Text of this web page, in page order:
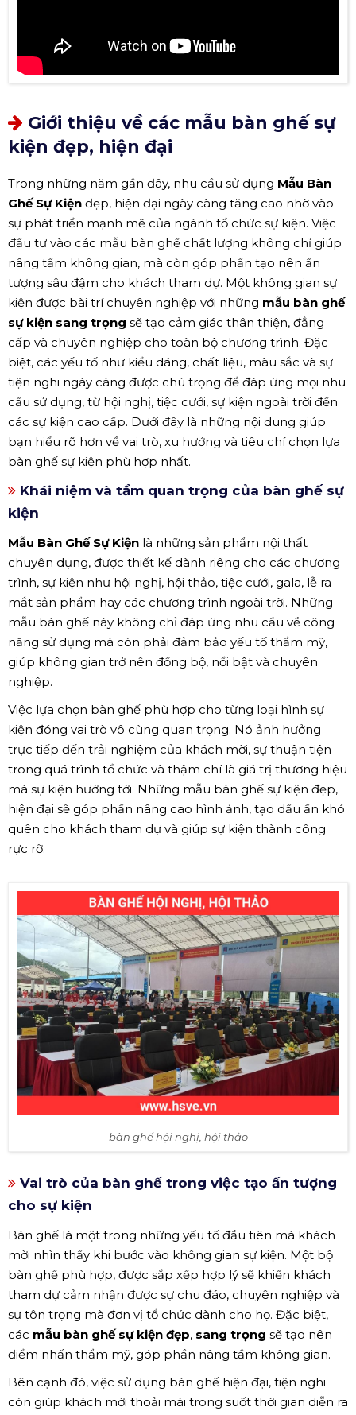
Giới thiệu về các mẫu bàn ghế sự
kiện đẹp, hiện đại
Trong những năm gần đây, nhu cầu sử dụng Mẫu Bàn
Ghế Sự Kiện đẹp, hiện đại ngày càng tăng cao nhờ vào
sự phát triển mạnh mẽ của ngành tổ chức sự kiện. Việc
đầu tư vào các mẫu bàn ghế chất lượng không chỉ giúp
nâng tầm không gian, mà còn góp phần tạo nên ấn
tượng sâu đậm cho khách tham dự. Một không gian sự
kiện được bài trí chuyên nghiệp với những mẫu bàn ghế
sự kiện sang trọng sẽ tạo cảm giác thân thiện, đẳng
cấp và chuyên nghiệp cho toàn bộ chương trình. Đặc
biệt, các yếu tố như kiểu dáng, chất liệu, màu sắc và sự
tiện nghi ngày càng được chú trọng để đáp ứng mọi nhu
cầu sử dụng, từ hội nghị, tiệc cưới, sự kiện ngoài trời đến
các sự kiện cao cấp. Dưới đây là những nội dung giúp
bạn hiểu rõ hơn về vai trò, xu hướng và tiêu chí chọn lựa
bàn ghế sự kiện phù hợp nhất.
Khái niệm và tầm quan trọng của bàn ghế sự
kiện
Mẫu Bàn Ghế Sự Kiện là những sản phẩm nội thất
chuyên dụng, được thiết kế dành riêng cho các chương
trình, sự kiện như hội nghị, hội thảo, tiệc cưới, gala, lễ ra
mắt sản phẩm hay các chương trình ngoài trời. Những
mẫu bàn ghế này không chỉ đáp ứng nhu cầu về công
năng sử dụng mà còn phải đảm bảo yếu tố thẩm mỹ,
giúp không gian trở nên đồng bộ, nổi bật và chuyên
nghiệp.
Việc lựa chọn bàn ghế phù hợp cho từng loại hình sự
kiện đóng vai trò vô cùng quan trọng. Nó ảnh hưởng
trực tiếp đến trải nghiệm của khách mời, sự thuận tiện
trong quá trình tổ chức và thậm chí là giá trị thương hiệu
mà sự kiện hướng tới. Những mẫu bàn ghế sự kiện đẹp,
hiện đại sẽ góp phần nâng cao hình ảnh, tạo dấu ấn khó
quên cho khách tham dự và giúp sự kiện thành công
rực rỡ.
bàn ghế hội nghị, hội thảo
Vai trò của bàn ghế trong việc tạo ấn tượng
cho sự kiện
Bàn ghế là một trong những yếu tố đầu tiên mà khách
mời nhìn thấy khi bước vào không gian sự kiện. Một bộ
bàn ghế phù hợp, được sắp xếp hợp lý sẽ khiến khách
tham dự cảm nhận được sự chu đáo, chuyên nghiệp và
sự tôn trọng mà đơn vị tổ chức dành cho họ. Đặc biệt,
các mẫu bàn ghế sự kiện đẹp, sang trọng sẽ tạo nên
điểm nhấn thẩm mỹ, góp phần nâng tầm không gian.
Bên cạnh đó, việc sử dụng bàn ghế hiện đại, tiện nghi
còn giúp khách mời thoải mái trong suốt thời gian diễn ra